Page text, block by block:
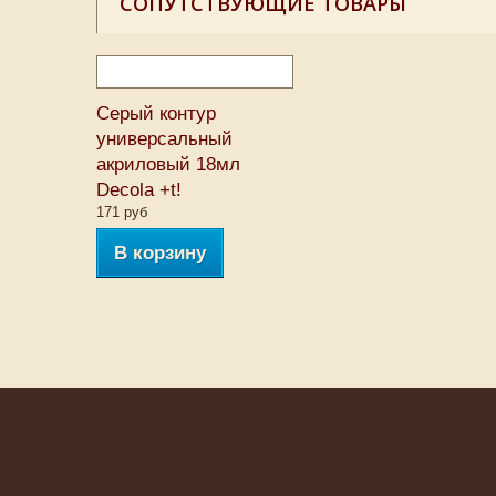
Серый контур
универсальный
акриловый 18мл
Decola +t!
171 руб
В корзину